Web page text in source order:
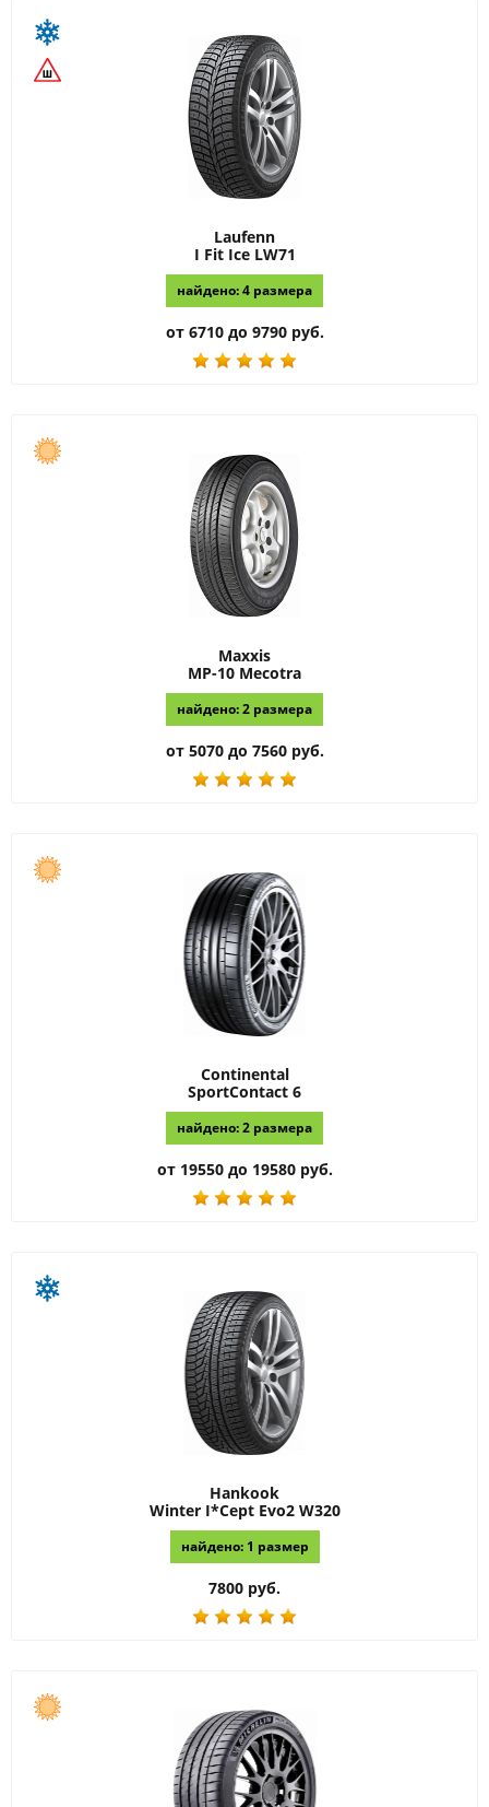
Laufenn
I Fit Ice LW71
найдено: 4 размера
от 6710 до 9790 руб.
Maxxis
MP-10 Mecotra
найдено: 2 размера
от 5070 до 7560 руб.
Continental
SportContact 6
найдено: 2 размера
от 19550 до 19580 руб.
Hankook
Winter I*Cept Evo2 W320
найдено: 1 размер
7800 руб.